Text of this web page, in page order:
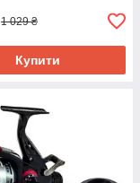
1 029 ₴
Купити